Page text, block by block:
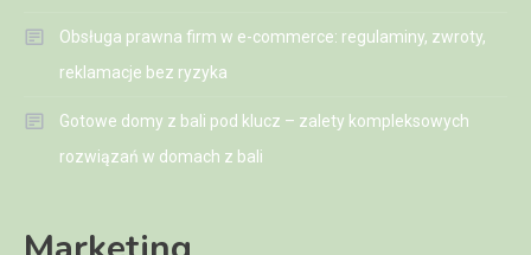
Obsługa prawna firm w e-commerce: regulaminy, zwroty,
reklamacje bez ryzyka
Gotowe domy z bali pod klucz – zalety kompleksowych
rozwiązań w domach z bali